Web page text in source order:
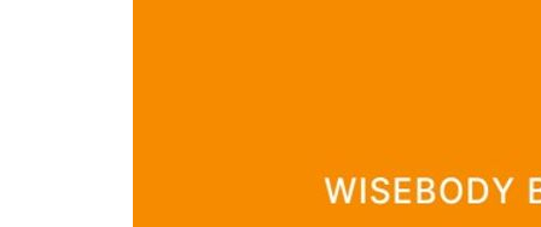
· 점심 식사 - 생선 요리 · 육류 요리 · 채식 요리
· 저녁 식사 - 생선 요리 · 육류 요리 · 가금류 요리 ·